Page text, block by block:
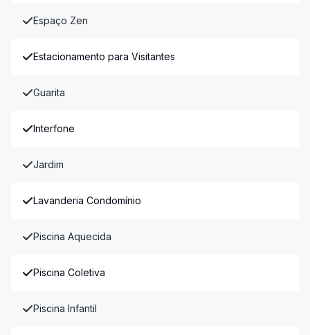
Espaço Zen
Estacionamento para Visitantes
Guarita
Interfone
Jardim
Lavanderia Condomínio
Piscina Aquecida
Piscina Coletiva
Piscina Infantil